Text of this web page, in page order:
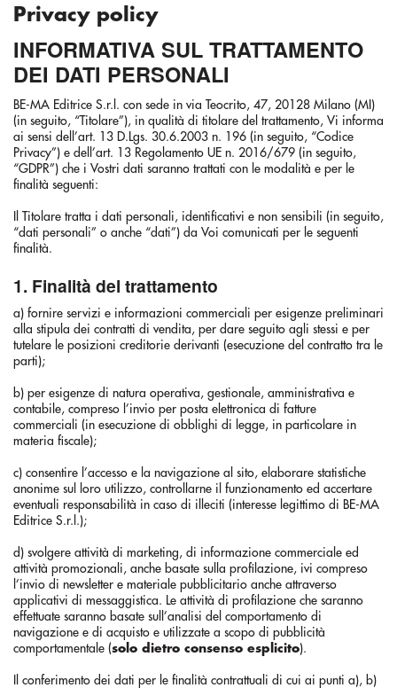
Privacy policy
INFORMATIVA SUL TRATTAMENTO
DEI DATI PERSONALI
BE-MA Editrice S.r.l. con sede in via Teocrito, 47, 20128 Milano (MI)
(in seguito, “Titolare”), in qualità di titolare del trattamento, Vi informa
ai sensi dell’art. 13 D.Lgs. 30.6.2003 n. 196 (in seguito, “Codice
Privacy”) e dell’art. 13 Regolamento UE n. 2016/679 (in seguito,
“GDPR”) che i Vostri dati saranno trattati con le modalità e per le
finalità seguenti:
Il Titolare tratta i dati personali, identificativi e non sensibili (in seguito,
“dati personali” o anche “dati”) da Voi comunicati per le seguenti
finalità.
1. Finalità del trattamento
a) fornire servizi e informazioni commerciali per esigenze preliminari
alla stipula dei contratti di vendita, per dare seguito agli stessi e per
tutelare le posizioni creditorie derivanti (esecuzione del contratto tra le
parti);
b) per esigenze di natura operativa, gestionale, amministrativa e
contabile, compreso l’invio per posta elettronica di fatture
commerciali (in esecuzione di obblighi di legge, in particolare in
materia fiscale);
c) consentire l’accesso e la navigazione al sito, elaborare statistiche
anonime sul loro utilizzo, controllarne il funzionamento ed accertare
eventuali responsabilità in caso di illeciti (interesse legittimo di BE-MA
Editrice S.r.l.);
d) svolgere attività di marketing, di informazione commerciale ed
attività promozionali, anche basate sulla profilazione, ivi compreso
l’invio di newsletter e materiale pubblicitario anche attraverso
applicativi di messaggistica. Le attività di profilazione che saranno
effettuate saranno basate sull’analisi del comportamento di
navigazione e di acquisto e utilizzate a scopo di pubblicità
comportamentale (solo dietro consenso esplicito).
Il conferimento dei dati per le finalità contrattuali di cui ai punti a), b)